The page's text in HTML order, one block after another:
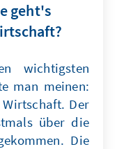
geht's
wichtigsten
man meinen:
Der
über die
Die